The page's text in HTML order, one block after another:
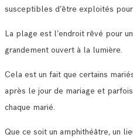
susceptibles d’être exploités
La plage est l’endroit rêvé pour
grandement ouvert à la lumière.
Cela est un fait que certains
après le jour de mariage et
chaque marié.
Que ce soit un amphithéâtre, un